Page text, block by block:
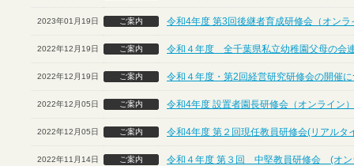
2023年01月19日 ご案内 令和4年度 第3回後継者育成研修会（オンラ
2022年12月19日 ご案内 令和４年度 全千葉県私立幼稚園父母の会
2022年12月19日 ご案内 令和４年度・第2回経営研究研修会の開催
2022年12月05日 ご案内 令和4年度 設置者園長研修会（オンライン）
2022年12月05日 ご案内 令和4年度 第２回現任教員研修会(リアルタ
2022年11月14日 ご案内 令和４年度 第３回 中堅教員研修会 (オン